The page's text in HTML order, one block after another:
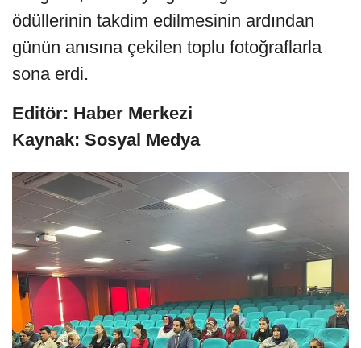
ödüllerinin takdim edilmesinin ardından
günün anısına çekilen toplu fotoğraflarla
sona erdi.
Editör: Haber Merkezi
Kaynak: Sosyal Medya